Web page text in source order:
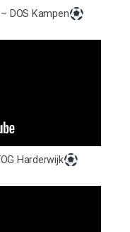
DOS Kampen
Harderwijk